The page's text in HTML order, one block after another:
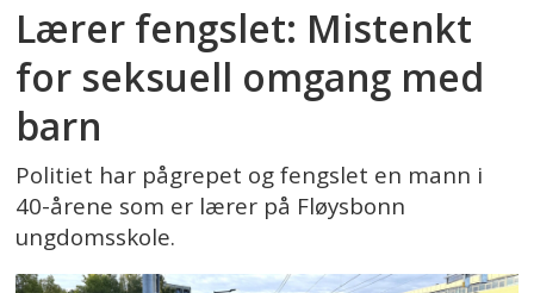
Lærer fengslet: Mistenkt
for seksuell omgang med
barn
Politiet har pågrepet og fengslet en mann i
40-årene som er lærer på Fløysbonn
ungdomsskole.